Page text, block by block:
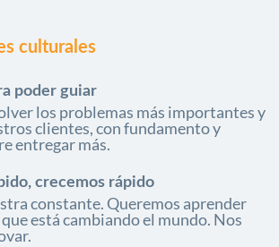
culturales
poder guiar
los problemas más importantes y
clientes, con fundamento y
entregar más.
crecemos rápido
constante. Queremos aprender
está cambiando el mundo. Nos